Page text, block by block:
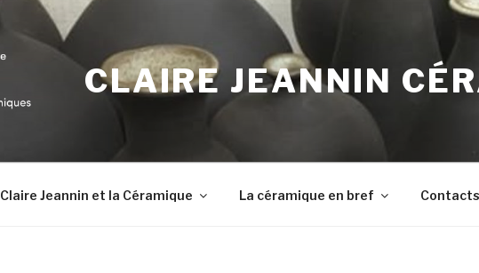
CLAIRE JEANNIN
Claire Jeannin et la Céramique La céramique en bref Contacts